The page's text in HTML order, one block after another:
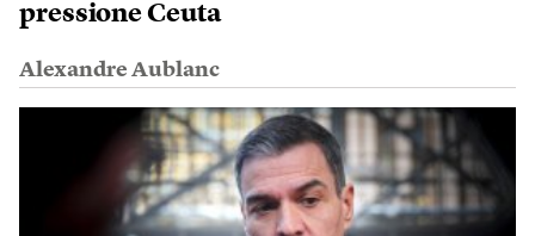
pressione Ceuta
Alexandre Aublanc